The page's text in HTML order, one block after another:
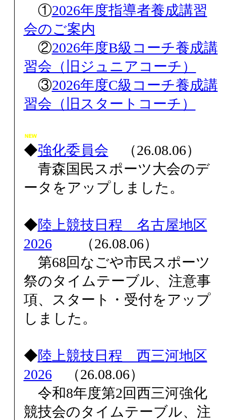
①2026年度指導者養成講習
会のご案内
②2026年度B級コーチ養成講
習会（旧ジュニアコーチ）
③2026年度C級コーチ養成講
習会（旧スタートコーチ）
◆強化委員会 （26.08.06）
青森国民スポーツ大会のデ
ータをアップしました。
◆陸上競技日程 名古屋地区
2026（26.08.06）
第68回なごや市民スポーツ
祭のタイムテーブル、注意事
項、スタート・受付をアップ
しました。
◆陸上競技日程 西三河地区
2026（26.08.06）
令和8年度第2回西三河強化
競技会のタイムテーブル、注